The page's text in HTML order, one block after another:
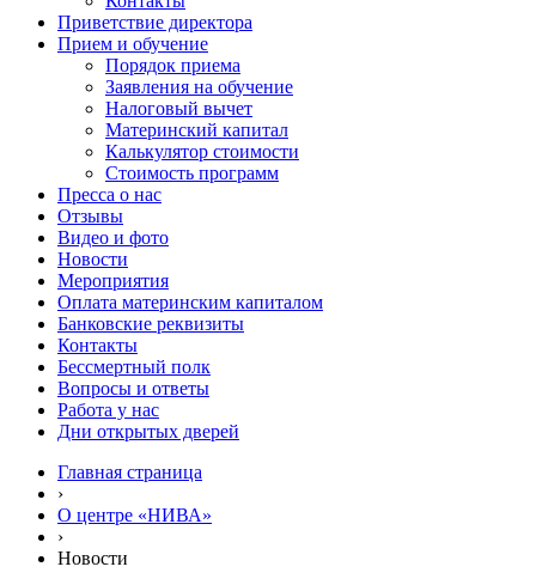
Приветствие директора
Прием и обучение
Порядок приема
Заявления на обучение
Налоговый вычет
Материнский капитал
Калькулятор стоимости
Стоимость программ
Пресса о нас
Отзывы
Видео и фото
Новости
Мероприятия
Оплата материнским капиталом
Банковские реквизиты
Контакты
Бессмертный полк
Вопросы и ответы
Работа у нас
Дни открытых дверей
Главная страница
›
О центре «НИВА»
›
Новости